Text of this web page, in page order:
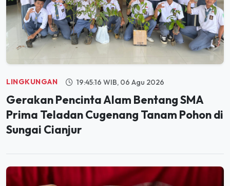
LINGKUNGAN 19:45:16 WIB, 06 Agu 2026
Gerakan Pencinta Alam Bentang SMA
Prima Teladan Cugenang Tanam Pohon di
Sungai Cianjur